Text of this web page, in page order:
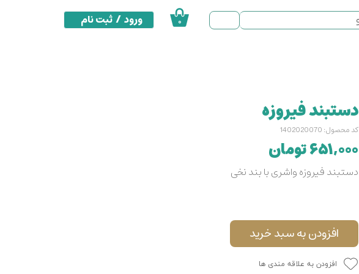
ورود/ثبت نام ۰
دستبند فیروزه
کد محصول: 1402020070
۶۵۱,۰۰۰ تومان
دستبند فیروزه واشری با بند نخی
افزودن به سبد خرید
افزودن به علاقه مندی ها